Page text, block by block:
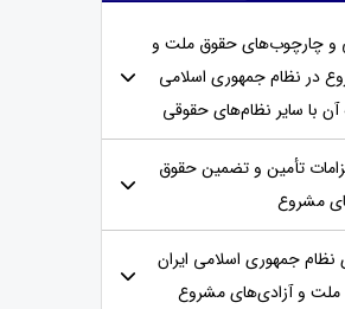
و چارچوب‌های حقوق ملت و
در نظام جمهوری اسلامی
آن با سایر نظام‌های حقوقی
تأمین و تضمین حقوق
مشروع
نظام جمهوری اسلامی ایران
ملت و آزادی‌های مشروع